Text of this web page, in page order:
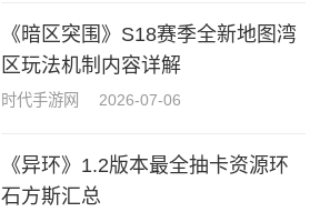
《暗区突围》S18赛季全新地图湾
区玩法机制内容详解
时代手游网 2026-07-06
《异环》1.2版本最全抽卡资源环
石方斯汇总